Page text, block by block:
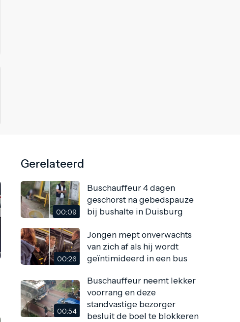
Gerelateerd
00:09
Buschauffeur 4 dagen
geschorst na gebedspauze
bij bushalte in Duisburg
00:26
Jongen mept onverwachts
van zich af als hij wordt
geïntimideerd in een bus
00:54
Buschauffeur neemt lekker
voorrang en deze
standvastige bezorger
besluit de boel te blokkeren